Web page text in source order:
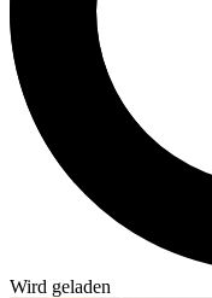
Wird geladen